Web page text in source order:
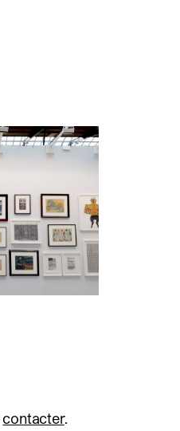
contacter.